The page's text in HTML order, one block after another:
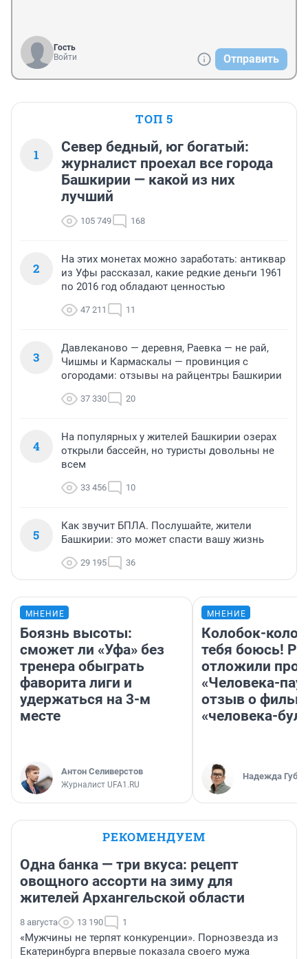
Гость
Войти
Отправить
ТОП 5
1
Север бедный, юг богатый:
журналист проехал все города
Башкирии — какой из них
лучший
105 749 168
2
На этих монетах можно заработать: антиквар
из Уфы рассказал, какие редкие деньги 1961
по 2016 год обладают ценностью
47 211 11
3
Давлеканово — деревня, Раевка — не рай,
Чишмы и Кармаскалы — провинция с
огородами: отзывы на райцентры Башкирии
37 330 20
4
На популярных у жителей Башкирии озерах
открыли бассейн, но туристы довольны не
всем
33 456 10
5
Как звучит БПЛА. Послушайте, жители
Башкирии: это может спасти вашу жизнь
29 195 36
МНЕНИЕ
Боязнь высоты:
сможет ли «Уфа» без
тренера обыграть
фаворита лиги и
удержаться на 3-м
месте
Антон Селиверстов
Журналист UFA1.RU
МНЕНИЕ
Колобок-
тебя боюсь!
отложили
«Человека-
отзыв о
«человека-
Надежда
РЕКОМЕНДУЕМ
Одна банка — три вкуса: рецепт
овощного ассорти на зиму для
жителей Архангельской области
8 августа 13 190 1
«Мужчины не терпят конкуренции». Порнозвезда из
Екатеринбурга впервые показала своего мужа